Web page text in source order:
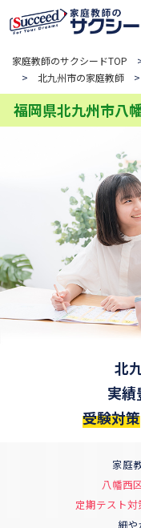
家庭教師のサクシードTOP
> 北九州市の家庭教師 >
福岡県北九州市八
北
実績
受験対策
家庭
八幡西
定期テスト対
細や